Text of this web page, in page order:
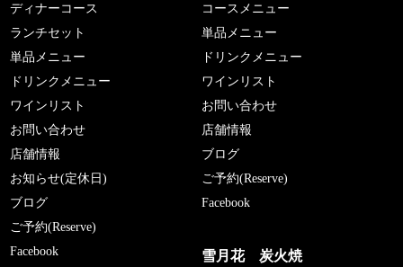
ディナーコース
ランチセット
単品メニュー
ドリンクメニュー
ワインリスト
お問い合わせ
店舗情報
お知らせ(定休日)
ブログ
ご予約(Reserve)
Facebook
コースメニュー
単品メニュー
ドリンクメニュー
ワインリスト
お問い合わせ
店舗情報
ブログ
ご予約(Reserve)
Facebook
雪月花 炭火焼